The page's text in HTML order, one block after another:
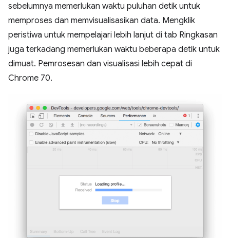
sebelumnya memerlukan waktu puluhan detik untuk
memproses dan memvisualisasikan data. Mengklik
peristiwa untuk mempelajari lebih lanjut di tab Ringkasan
juga terkadang memerlukan waktu beberapa detik untuk
dimuat. Pemrosesan dan visualisasi lebih cepat di
Chrome 70.